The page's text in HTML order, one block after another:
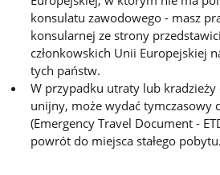
konsulatu zawodowego - masz
konsularnej ze strony
członkowskich Unii Europejskiej
tych państw.
W przypadku utraty lub
unijny, może wydać tymczasowy
(Emergency Travel Document -
powrót do miejsca stałego pobytu.